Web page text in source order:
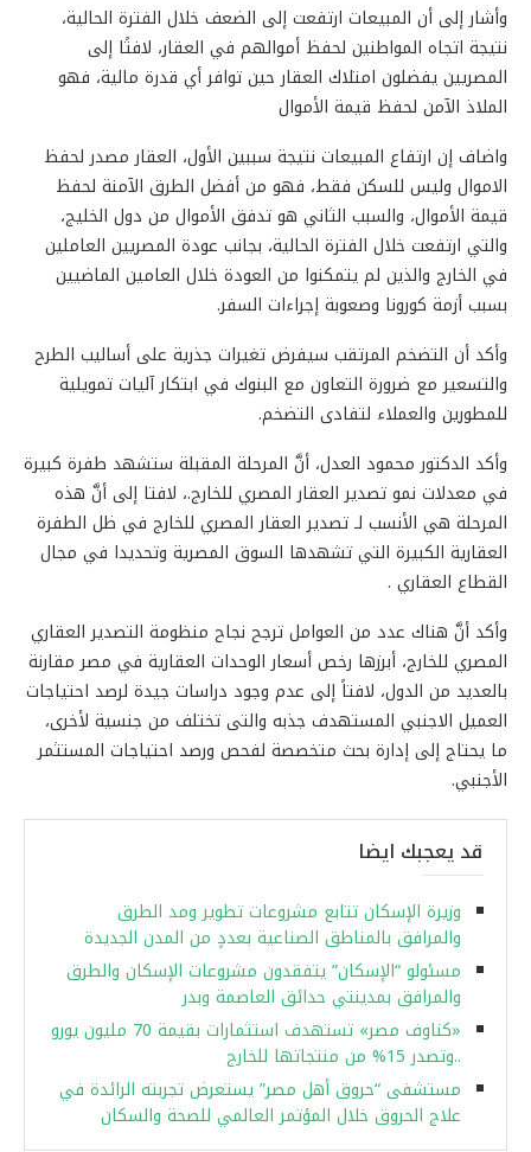
وأشار إلى أن المبيعات ارتفعت إلى الضعف خلال الفترة الحالية،
نتيجة اتجاه المواطنين لحفظ أموالهم في العقار، لافتًا إلى
المصريين يفضلون امتلاك العقار حين توافر أي قدرة مالية، فهو
الملاذ الآمن لحفظ قيمة الأموال
واضاف إن ارتفاع المبيعات نتيجة سببين الأول، العقار مصدر لحفظ
الاموال وليس للسكن فقط، فهو من أفضل الطرق الآمنة لحفظ
قيمة الأموال، والسبب الثاني هو تدفق الأموال من دول الخليج،
والتي ارتفعت خلال الفترة الحالية، بجانب عودة المصريين العاملين
في الخارج والذين لم يتمكنوا من العودة خلال العامين الماضيين
بسبب أزمة كورونا وصعوبة إجراءات السفر.
وأكد أن التضخم المرتقب سيفرض تغيرات جذرية على أساليب الطرح
والتسعير مع ضرورة التعاون مع البنوك في ابتكار آليات تمويلية
للمطورين والعملاء لتفادى التضخم.
وأكد الدكتور محمود العدل، أنَّ المرحلة المقبلة ستشهد طفرة كبيرة
في معدلات نمو تصدير العقار المصري للخارج.، لافتا إلى أنَّ هذه
المرحلة هي الأنسب لـ تصدير العقار المصري للخارج في ظل الطفرة
العقارية الكبيرة التي تشهدها السوق المصرية وتحديدا في مجال
القطاع العقاري .
وأكد أنَّ هناك عدد من العوامل ترجح نجاح منظومة التصدير العقاري
المصري للخارج، أبرزها رخص أسعار الوحدات العقارية في مصر مقارنة
بالعديد من الدول، لافتاً إلى عدم وجود دراسات جيدة لرصد احتياجات
العميل الاجنبي المستهدف جذبه والتى تختلف من جنسية لأخرى،
ما يحتاج إلى إدارة بحث متخصصة لفحص ورصد احتياجات المستثمر
الأجنبي.
قد يعجبك ايضا
وزيرة الإسكان تتابع مشروعات تطوير ومد الطرق
والمرافق بالمناطق الصناعية بعددٍ من المدن الجديدة
مسئولو “الإسكان” يتفقدون مشروعات الإسكان والطرق
والمرافق بمدينتي حدائق العاصمة وبدر
«كناوف مصر» تستهدف استثمارات بقيمة 70 مليون يورو
..وتصدر 15% من منتجاتها للخارج
مستشفى “حروق أهل مصر” يستعرض تجربته الرائدة في
علاج الحروق خلال المؤتمر العالمي للصحة والسكان